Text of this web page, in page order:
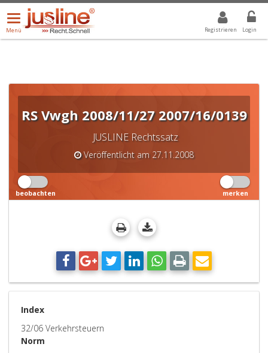
Registrieren Login
Menü
öffnen/schließen
Menü
ALLE DROPDOWN: GEWÄHLTER WERT IST ALLE
RS Vwgh 2008/11/27 2007/16/0139
JUSLINE Rechtssatz
Veröffentlicht am 27.11.2008
beobachten merken
Index
32/06 Verkehrsteuern
Norm